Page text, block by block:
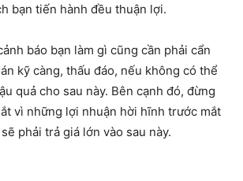
bạn tiến hành đều thuận lợi.
báo bạn làm gì cũng cần phải cẩn
kỹ càng, thấu đáo, nếu không có thể
quả cho sau này. Bên cạnh đó, đừng
vì những lợi nhuận hời hĩnh trước mắt
phải trả giá lớn vào sau này.